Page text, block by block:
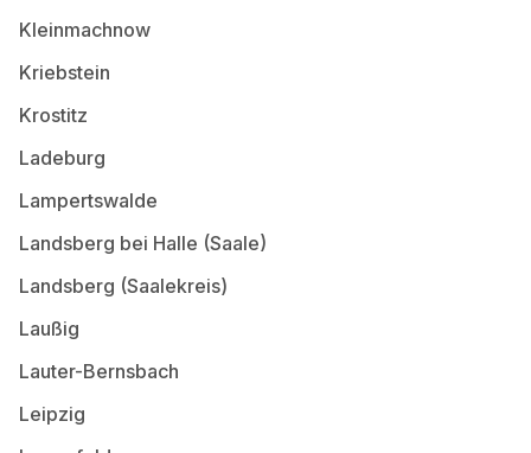
Kleinmachnow
Kriebstein
Krostitz
Ladeburg
Lampertswalde
Landsberg bei Halle (Saale)
Landsberg (Saalekreis)
Laußig
Lauter-Bernsbach
Leipzig